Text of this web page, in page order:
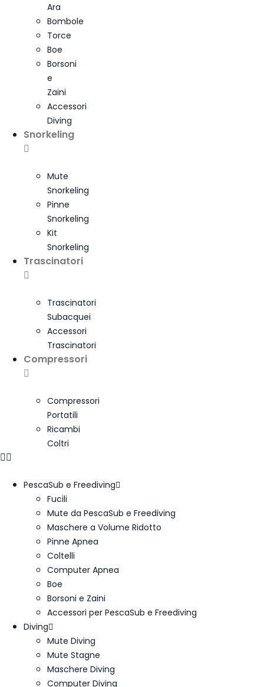
Ara
Bombole
Torce
Boe
Borsoni
e
Zaini
Accessori
Diving
Snorkeling
Mute
Snorkeling
Pinne
Snorkeling
Kit
Snorkeling
Trascinatori
Trascinatori
Subacquei
Accessori
Trascinatori
Compressori
Compressori
Portatili
Ricambi
Coltri
PescaSub e Freediving
Fucili
Mute da PescaSub e Freediving
Maschere a Volume Ridotto
Pinne Apnea
Coltelli
Computer Apnea
Boe
Borsoni e Zaini
Accessori per PescaSub e Freediving
Diving
Mute Diving
Mute Stagne
Maschere Diving
Computer Diving